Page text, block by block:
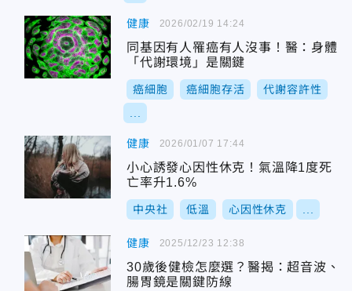
健康
同基因有人罹癌有人沒事！醫：身體
「代謝環境」是關鍵
癌細胞 癌細胞存活 代謝容許性
2026/02/19 14:24
健康
小心誘發心因性休克！氣溫降1度死
亡率升1.6%
中央社 低溫 心因性休克
2026/01/07 17:44
健康
30歲後健檢怎麼選？醫揭：超音波、
腸胃鏡是關鍵防線
2025/12/23 12:38